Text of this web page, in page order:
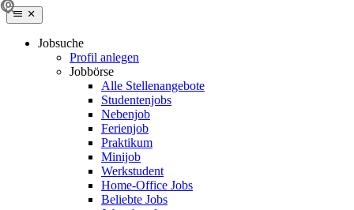
Jobsuche
Profil anlegen
Jobbörse
Alle Stellenangebote
Studentenjobs
Nebenjob
Ferienjob
Praktikum
Minijob
Werkstudent
Home-Office Jobs
Beliebte Jobs